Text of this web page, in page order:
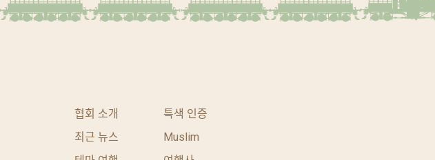
협회 소개
최근 뉴스
특색 인증
Muslim